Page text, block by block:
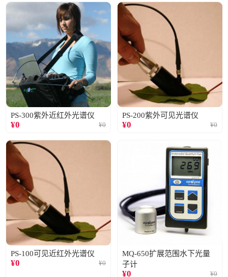
PS-300紫外近红外光谱仪
¥0 ¥0
PS-200紫外可见光谱仪
¥0 ¥0
PS-100可见近红外光谱仪
¥0 ¥0
MQ-650扩展范围水下光量
子计
¥0 ¥0